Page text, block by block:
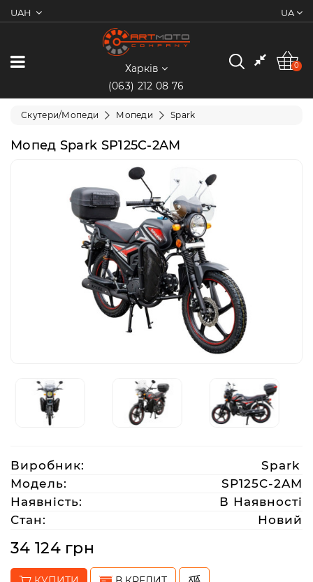
UAH UA
0
Категорії
Мотоцикли
Електротранспорт
Екіпіювання
Запчастини
(063)
212
08
76
artmoto.info@gmail.com
Харків
(063) 212 08 76
0
Скутери/Мопеди Мопеди Spark
Мопед Spark SP125C-2AM
Виробник:
Spark
Модель:
SP125C-2AM
Наявність:
В Наявності
Стан:
Новий
34 124 грн